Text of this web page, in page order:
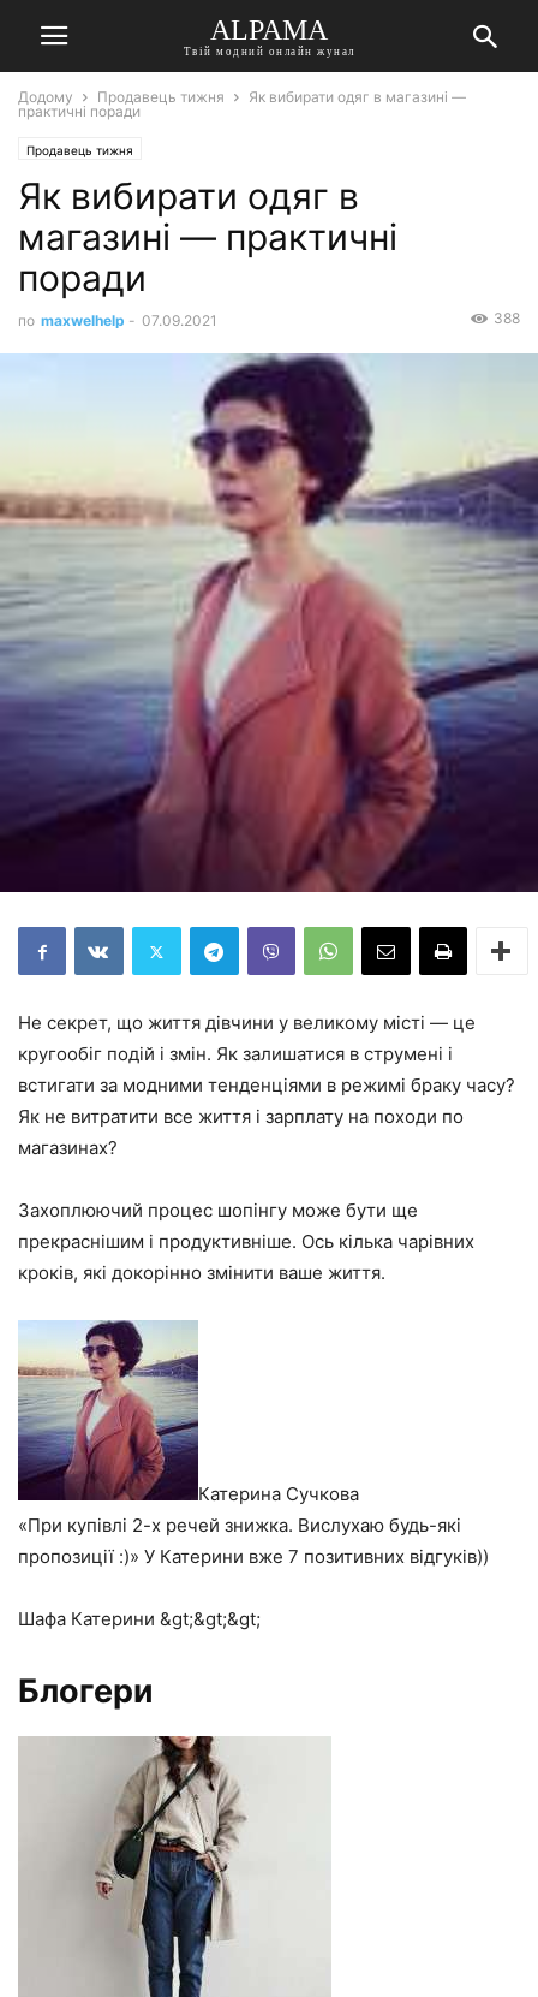
ALPAMA
Твій модний онлайн жунал
Додому Продавець тижня
Як вибирати одяг в магазині —
практичні поради
Продавець тижня
Як вибирати одяг в
магазині — практичні
поради
по maxwelhelp - 07.09.2021 388
Не секрет, що життя дівчини у великому місті — це
кругообіг подій і змін. Як залишатися в струмені і
встигати за модними тенденціями в режимі браку часу?
Як не витратити все життя і зарплату на походи по
магазинах?
Захоплюючий процес шопінгу може бути ще
прекраснішим і продуктивніше. Ось кілька чарівних
кроків, які докорінно змінити ваше життя.
Катерина Сучкова
«При купівлі 2-х речей знижка. Вислухаю будь-які
пропозиції :)» У Катерини вже 7 позитивних відгуків))
Шафа Катерини &gt;&gt;&gt;
Блогери